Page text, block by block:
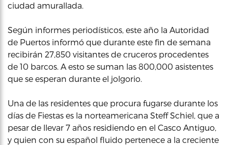
ciudad amurallada.
Según informes periodísticos, este año la Autoridad
de Puertos informó que durante este fin de semana
recibirán 27,850 visitantes de cruceros procedentes
de 10 barcos. A esto se suman las 800,000 asistentes
que se esperan durante el jolgorio.
Una de las residentes que procura fugarse durante los
días de Fiestas es la norteamericana Steff Schiel, que a
pesar de llevar 7 años residiendo en el Casco Antiguo,
y quien con su español fluido pertenece a la creciente